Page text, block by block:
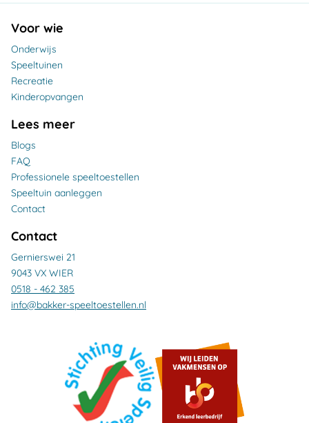
Voor wie
Onderwijs
Speeltuinen
Recreatie
Kinderopvangen
Lees meer
Blogs
FAQ
Professionele speeltoestellen
Speeltuin aanleggen
Contact
Contact
Gernierswei 21
9043 VX WIER
0518 - 462 385
info@bakker-speeltoestellen.nl